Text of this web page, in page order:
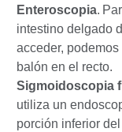
Enteroscopia.
intestino delgado
acceder,
balón en el recto.
Sigmoidoscopia
utiliza un
porción inferior